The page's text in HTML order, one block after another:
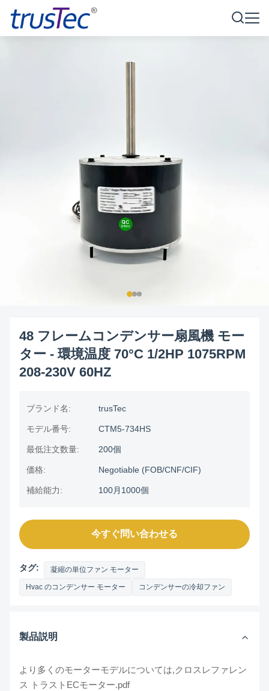
48 フレームコンデンサー扇風機 モー
ター - 環境温度 70°C 1/2HP 1075RPM
208-230V 60HZ
ブランド名: trusTec
モデル番号: CTM5-734HS
最低注文数量: 200個
価格: Negotiable (FOB/CNF/CIF)
補給能力: 100月1000個
今すぐ問い合わせる
タグ: 凝縮の単位ファン モーター
Hvac のコンデンサー モーター コンデンサーの冷却ファン
製品説明
より多くのモーターモデルについては,クロスレファレン
ス トラストECモーター.pdf